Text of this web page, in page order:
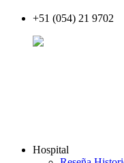
+51 (054) 21 9702
Hospital